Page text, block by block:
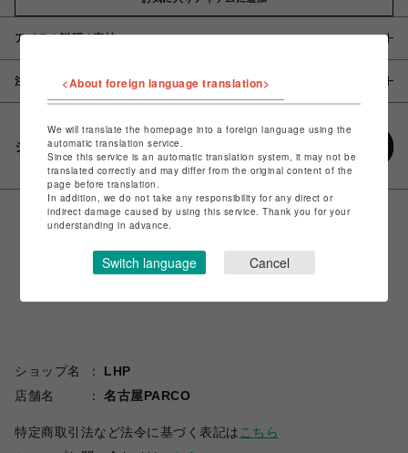
アイテム説明 / 素材
注意事項
シェアする
ショップ名
LHP
店舗名
名古屋PARCO
特定商取引法など法令に基づく表記は こちら
<About foreign language translation>
We will translate the homepage into a foreign language using the
automatic translation service.
Since this service is an automatic translation system, it may not be
translated correctly and may differ from the original content of the
page before translation.
In addition, we do not take any responsibility for any direct or
indirect damage caused by using this service. Thank you for your
understanding in advance.
Switch language Cancel